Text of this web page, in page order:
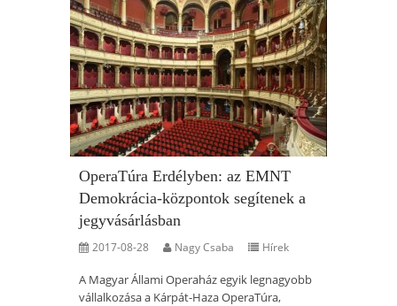
OperaTúra Erdélyben: az EMNT
Demokrácia-központok segítenek a
jegyvásárlásban
2017-08-28 Nagy Csaba Hírek
A Magyar Állami Operaház egyik legnagyobb
vállalkozása a Kárpát-Haza OperaTúra,